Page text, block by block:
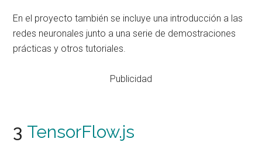
En el proyecto también se incluye una introducción a las
redes neuronales junto a una serie de demostraciones
prácticas y otros tutoriales.
Publicidad
3 TensorFlow.js